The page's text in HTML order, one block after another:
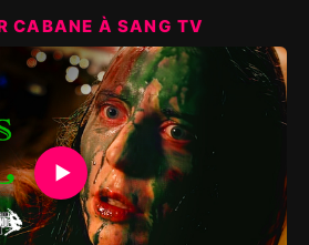
CABANE À SANG TV
▶